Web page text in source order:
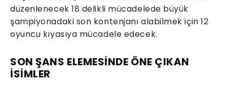
düzenlenecek 18 delikli mücadelede büyük
şampiyonadaki son kontenjanı alabilmek için 12
oyuncu kıyasıya mücadele edecek.
SON ŞANS ELEMESİNDE ÖNE ÇIKAN
İSİMLER